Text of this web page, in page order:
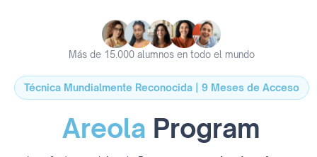
Más de 15.000 alumnos en todo el mundo
Técnica Mundialmente Reconocida | 9 Meses de Acceso
Areola Program